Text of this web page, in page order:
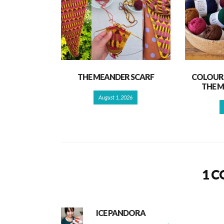
THE MEANDER SCARF
August 1, 2026
THE
1
ICE PANDORA